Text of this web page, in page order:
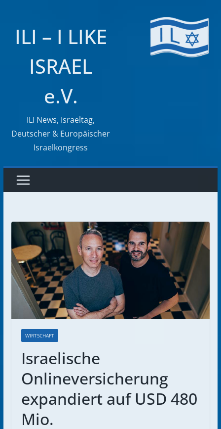
ILI – I LIKE
ISRAEL
e.V.
ILI News, Israeltag,
Deutscher & Europäischer
Israelkongress
WIRTSCHAFT
Israelische
Onlineversicherung
expandiert auf USD 480
Mio.